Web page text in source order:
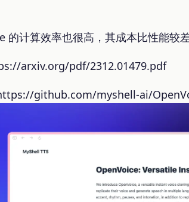
的计算效率也很高，其成本比性能较
arxiv.org/pdf/2312.01479.pdf
github.com/myshell-ai/